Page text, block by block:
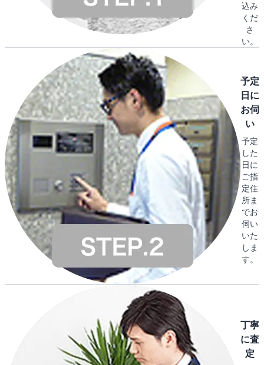
込み
くだ
さ
い。
予定
日に
お伺
い
予定
した
日に
ご指
定住
所ま
でお
伺い
いた
しま
す。
丁寧
に査
定